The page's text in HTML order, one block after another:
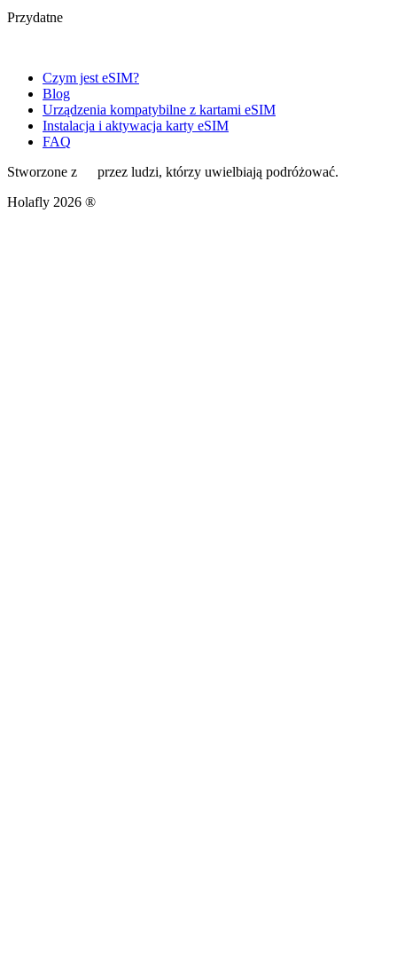
Przydatne
Czym jest eSIM?
Blog
Urządzenia kompatybilne z kartami eSIM
Instalacja i aktywacja karty eSIM
FAQ
Stworzone z
przez ludzi, którzy uwielbiają podróżować.
Holafly 2026 ®